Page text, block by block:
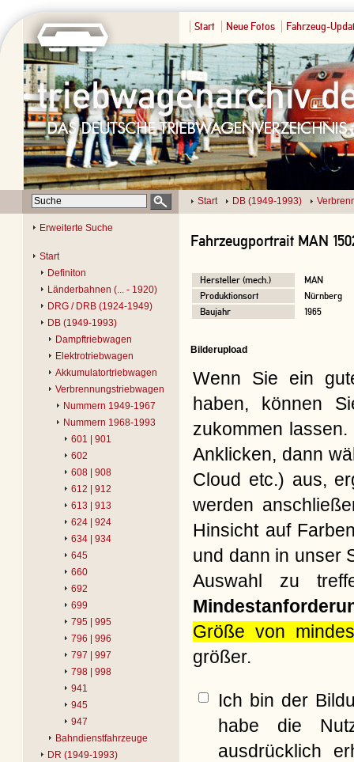
Start Neue Fotos Fahrzeug-
Start DB (1949-1993)
Erweiterte Suche
Start
Definiton
Länderbahnen (... - 1920)
DRG / DRB (1924-1949)
DB (1949-1993)
Dampftriebwagen
Elektrotriebwagen
Akkumulatortriebwagen
Verbrennungstriebwagen
Nummern 1949-1967
Nummern 1968-1993
601 | 901
602
608 | 908
612 | 912
613 | 913
624 | 924
634 | 934
645
660
692
699
795 | 995
796 | 996
797 | 997
798 | 998
941
945
947
Bahndienstfahrzeuge
DR (1949-1993)
Fahrzeugportrait MAN
Hersteller (mech.)
MAN
Produktionsort
Nürnberg
Baujahr
1965
Bilderupload
Wenn Sie ein
haben, können
zukommen
Anklicken, dann
Cloud etc.) aus,
werden
Hinsicht auf
und dann in unser
Auswahl zu
Größe von
größer.
Ich bin der
habe die
ausdrücklich